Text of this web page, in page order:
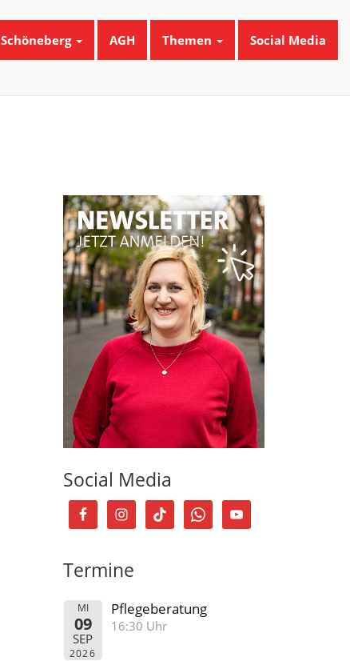
Schöneberg AGH Themen Social Media
Social Media
Termine
MI
09
SEP
2026
Pflegeberatung
16:30 Uhr